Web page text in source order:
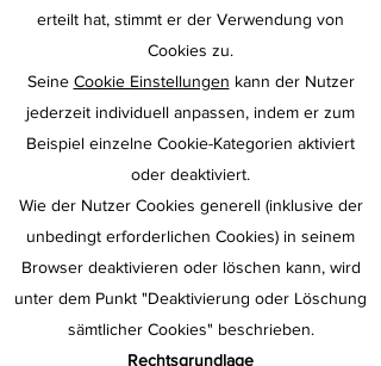
erteilt hat, stimmt er der Verwendung von
Cookies zu.
Seine Cookie Einstellungen kann der Nutzer
jederzeit individuell anpassen, indem er zum
Beispiel einzelne Cookie-Kategorien aktiviert
oder deaktiviert.
Wie der Nutzer Cookies generell (inklusive der
unbedingt erforderlichen Cookies) in seinem
Browser deaktivieren oder löschen kann, wird
unter dem Punkt "Deaktivierung oder Löschung
sämtlicher Cookies" beschrieben.
Rechtsgrundlage